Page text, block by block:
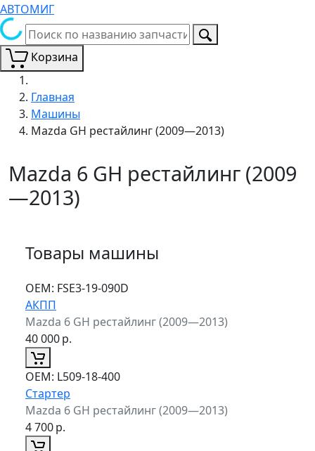
АВТОМИГ
Корзина
Главная
Машины
Mazda GH рестайлинг (2009—2013)
Mazda 6 GH рестайлинг (2009
—2013)
Товары машины
ОЕМ: FSE3-19-090D
АКПП
Mazda 6 GH рестайлинг (2009—2013)
40 000р.
ОЕМ: L509-18-400
Стартер
Mazda 6 GH рестайлинг (2009—2013)
4 700р.